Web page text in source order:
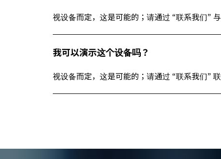
视设备而定，这是可能的；请通过 “联系我们”
我可以演示这个设备吗？
视设备而定，这是可能的；请通过 “联系我们” 联